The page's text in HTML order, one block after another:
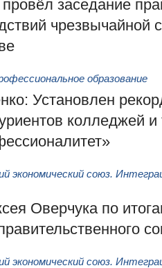
заседание
чрезвычайной
образование
Установлен
колледжей и
экономический союз.
Оверчука по
экономический союз.